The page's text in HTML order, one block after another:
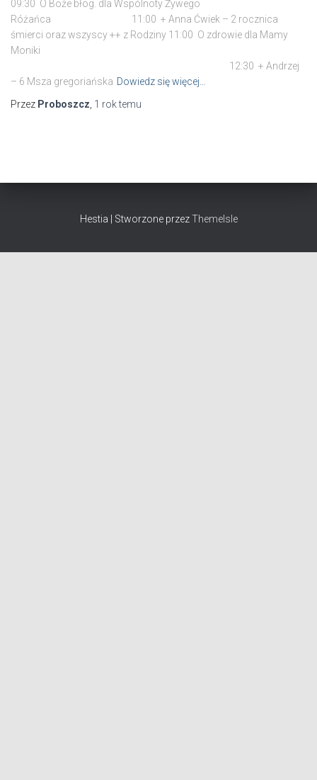
09:30 O Boże błog. dla Wspólnoty Żywego
Różańca 11:00 + Anna Ćwiek – 2 rocznica
śmierci oraz wszyscy ++ z Rodziny 11:00 O zdrowie dla Mamy
12:30 + Andrzej
– 6 Msza gregoriańska Dowiedz się więcej…
Przez Proboszcz 1 roktemu
Hestia | Stworzone przezThemeIsle